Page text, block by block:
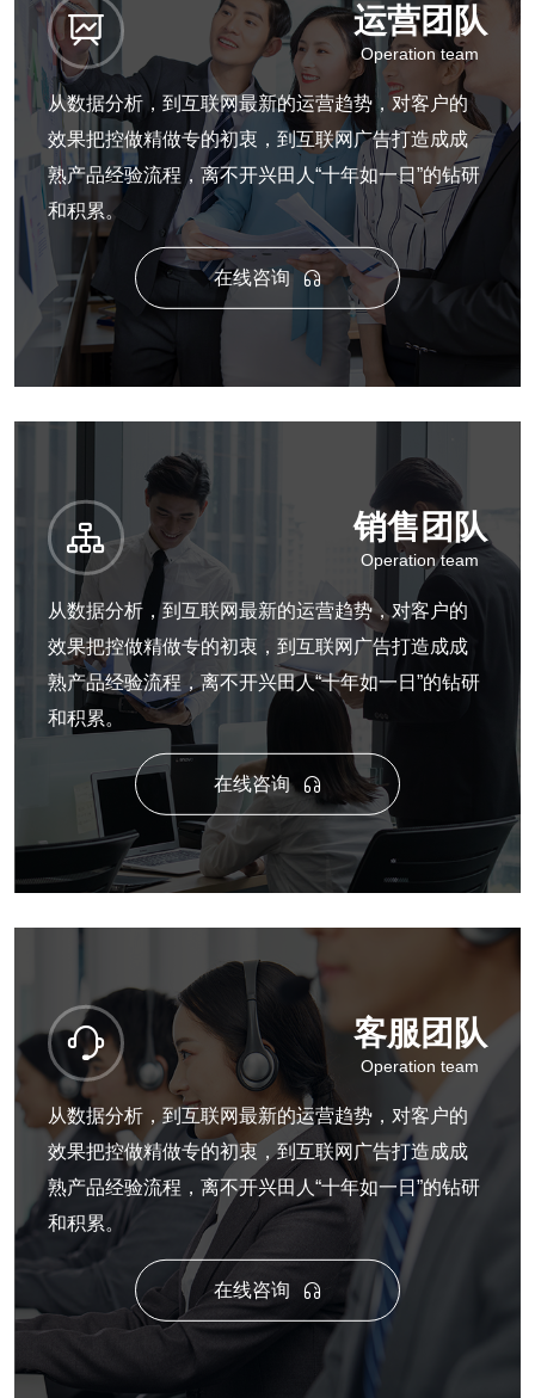
 运营团队
Operation team
从数据分析，到互联网最新的运营趋势，对客户的
效果把控做精做专的初衷，到互联网广告打造成成
熟产品经验流程，离不开兴田人“十年如一日”的钻研
和积累。
在线咨询 
 销售团队
Operation team
从数据分析，到互联网最新的运营趋势，对客户的
效果把控做精做专的初衷，到互联网广告打造成成
熟产品经验流程，离不开兴田人“十年如一日”的钻研
和积累。
在线咨询 
 客服团队
Operation team
从数据分析，到互联网最新的运营趋势，对客户的
效果把控做精做专的初衷，到互联网广告打造成成
熟产品经验流程，离不开兴田人“十年如一日”的钻研
和积累。
在线咨询 